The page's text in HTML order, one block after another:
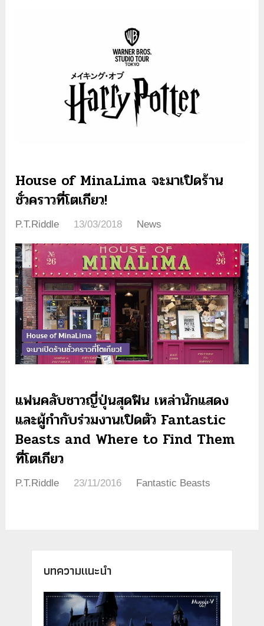
House of MinaLima จะมาเปิดร้าน
ชั่วคราวที่โตเกียว!
P.T.Riddle 13/03/2018 News
แฟนคลับชาวญี่ปุ่นสุดฟิน เหล่านักแสดง
และผู้กำกับร่วมงานเปิดตัว Fantastic
Beasts and Where to Find Them
ที่โตเกียว
P.T.Riddle 23/11/2016 Fantastic Beasts
บทความแนะนำ